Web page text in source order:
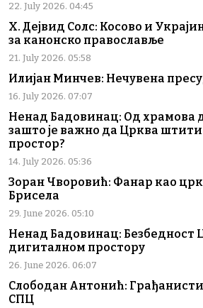
22. July 2026. 04:45
Х. Дејвид Солс: Косово и
за канонско православље
21. July 2026. 05:58
Илијан Минчев: Нечувена
16. July 2026. 07:07
Ненад Бадовинац: Од храмова
зашто је важно да Црква штити
простор?
14. July 2026. 05:36
Зоран Чворовић: Фанар као
Брисела
29. June 2026. 05:10
Ненад Бадовинац: Безбедност
дигиталном простору
26. June 2026. 06:07
Слободан Антонић:
СПЦ